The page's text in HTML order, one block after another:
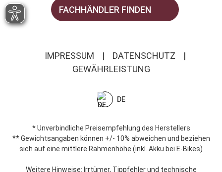
FACHHÄNDLER FINDEN
IMPRESSUM | DATENSCHUTZ
|
GEWÄHRLEISTUNG
DE
* Unverbindliche Preisempfehlung des Herstellers
** Gewichtsangaben können +/- 10% abweichen und beziehen
sich auf eine mittlere Rahmenhöhe (inkl. Akku bei E-Bikes)
Weitere Hinweise: Irrtümer, Tippfehler und technische